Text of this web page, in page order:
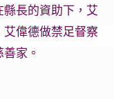
長的資助下，艾
偉德做禁足督察
家。